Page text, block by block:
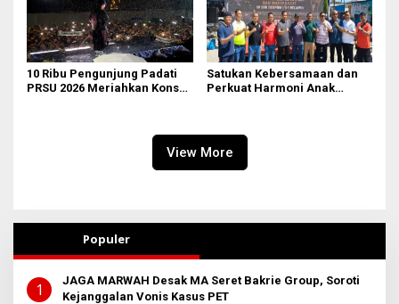
10 Ribu Pengunjung Padati
PRSU 2026 Meriahkan Konser
Satukan Kebersamaan dan
Perkuat Harmoni Anak
Belawan
View More
Populer
1
JAGA MARWAH Desak MA Seret Bakrie Group, Soroti
Kejanggalan Vonis Kasus PET